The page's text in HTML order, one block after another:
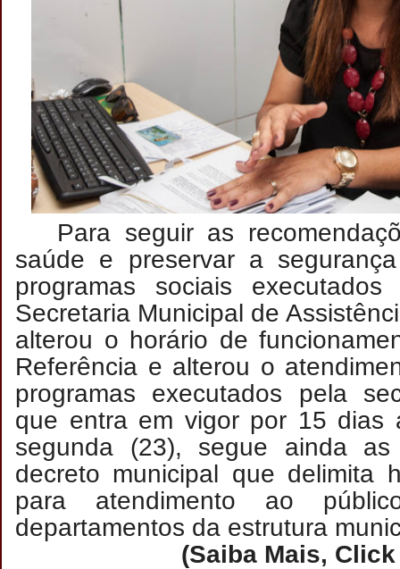
Para seguir as
saúde e preservar a
programas sociais
Secretaria Municipal de
alterou o horário de
Referência e alterou o
programas executados pela
que entra em vigor por 15 dias
segunda (23), segue ainda as
decreto municipal que delimita
para atendimento ao
departamentos da estrutura
(Saiba Mais,